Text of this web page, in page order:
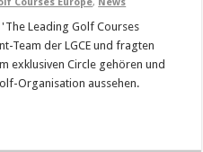
Leading Golf Courses
Team der LGCE und fragten
exklusiven Circle gehören und
Organisation aussehen.